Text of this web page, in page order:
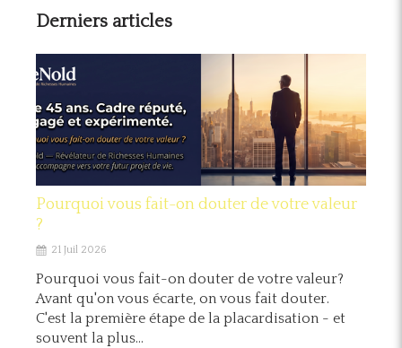
Derniers articles
Pourquoi vous fait-on douter de votre valeur
?
21 Juil 2026
Pourquoi vous fait-on douter de votre valeur?
Avant qu'on vous écarte, on vous fait douter.
C'est la première étape de la placardisation - et
souvent la plus...